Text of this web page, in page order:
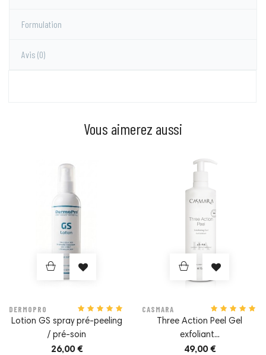
Formulation
Avis (0)
Vous aimerez aussi
DERMOPRO
Lotion GS spray pré-peeling
/ pré-soin
26,00 €
CASMARA
Three Action Peel Gel
exfoliant...
49,00 €